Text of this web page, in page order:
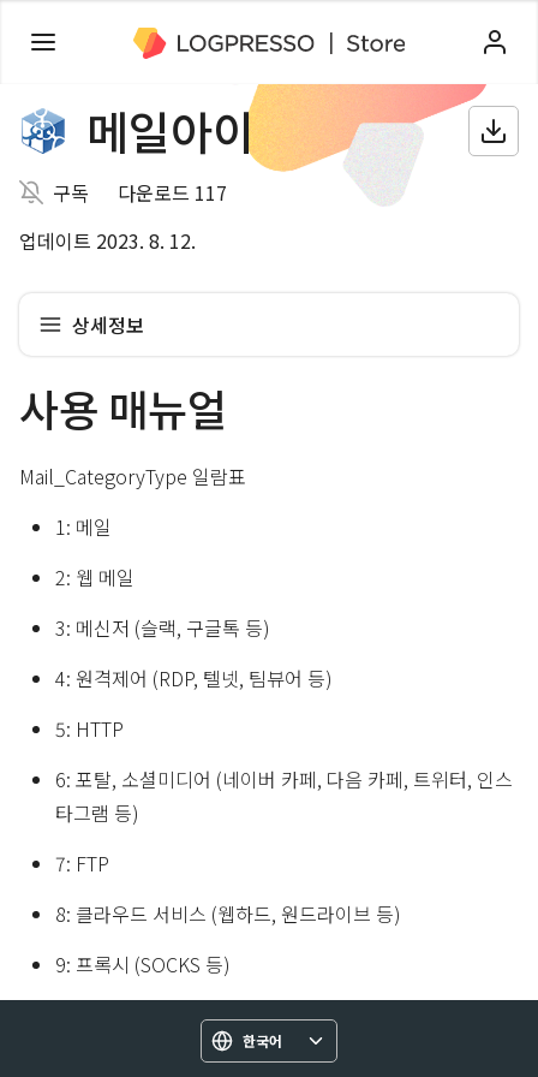
메일아이
구독
다운로드 117
업데이트 2023. 8. 12.
상세정보
사용 매뉴얼
Mail_CategoryType 일람표
1: 메일
2: 웹 메일
3: 메신저 (슬랙, 구글톡 등)
4: 원격제어 (RDP, 텔넷, 팀뷰어 등)
5: HTTP
6: 포탈, 소셜미디어 (네이버 카페, 다음 카페, 트위터, 인스
타그램 등)
7: FTP
8: 클라우드 서비스 (웹하드, 원드라이브 등)
9: 프록시 (SOCKS 등)
한국어